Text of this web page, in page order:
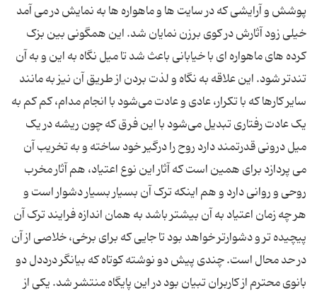
پوشش و آرایشی که در سایت ها و ماهواره ها به نمایش در می آمد
خیلی زود آثارش در کوی برزن نمایان شد. این همگونی بین بزک
کرده های ماهواره ای با خیابانی باعث شد تا میل نگاه به این و به آن
تندتر شود. این علاقه به نگاه و لذت بردن از طریق آن نیز به مانند
سایر کارها که با تکرار، عادی و عادت می‌شود با انجام مدام، کم کم به
یک عادت رفتاری تبدیل می‌شود با این فرق که چون ریشه در یک
میل درونی قدرتمند دارد روح را درگیر خود ساخته و به تخریب آن
می پردازد برای همین است که آثار این نوع اعتیاد، هم آثار مخرب
روحی و روانی دارد و هم اینکه ترک آن بسیار بسیار دشوار است و
هر چه زمان اعتیاد به آن بیشتر باشد به همان اندازه فرایند ترک آن
پیچیده تر و دشوارتر خواهد بود تا جایی که برای برخی، خلاصی از آن
در حد محال است. چندی پیش دو نوشته کوتاه که بیانگر درددل دو
بانوی محترم از کاربران تبیان بود در این پایگاه منتشر شد. یکی از